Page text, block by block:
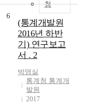
청
6
(통계개발원
2016년 하반
기) 연구보고
서 . 2
박영실
통계청 통계개
발원
2017